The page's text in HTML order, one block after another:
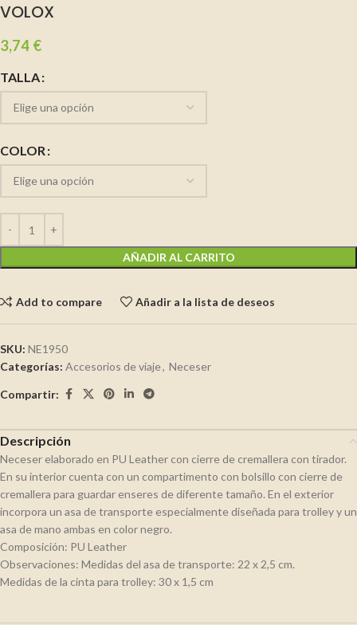
VOLOX
3,74 €
TALLA
COLOR
AÑADIR AL CARRITO
Add to compare Añadir a la lista de deseos
SKU: NE1950
Categorías: Accesorios de viaje, Neceser
Compartir:
Descripción
Neceser elaborado en PU Leather con cierre de cremallera con tirador.
En su interior cuenta con un compartimento con bolsillo con cierre de
cremallera para guardar enseres de diferente tamaño. En el exterior
incorpora un asa de transporte especialmente diseñada para trolley y un
asa de mano ambas en color negro.
Composición: PU Leather
Observaciones: Medidas del asa de transporte: 22 x 2,5 cm.
Medidas de la cinta para trolley: 30 x 1,5 cm